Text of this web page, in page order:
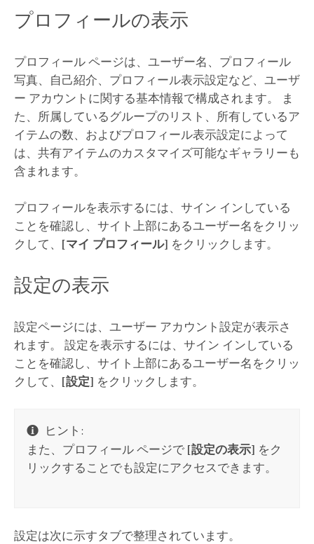
プロフィールの表示
プロフィール ページは、ユーザー名、プロフィール
写真、自己紹介、プロフィール表示設定など、ユーザ
ー アカウントに関する基本情報で構成されます。 ま
た、所属しているグループのリスト、所有しているア
イテムの数、およびプロフィール表示設定によって
は、共有アイテムのカスタマイズ可能なギャラリーも
含まれます。
プロフィールを表示するには、サイン インしている
ことを確認し、サイト上部にあるユーザー名をクリッ
クして、 [マイ プロフィール] をクリックします。
設定の表示
設定ページには、ユーザー アカウント設定が表示さ
れます。 設定を表示するには、サイン インしている
ことを確認し、サイト上部にあるユーザー名をクリッ
クして、 [設定] をクリックします。
ヒント:
また、プロフィール ページで [設定の表示] をク
リックすることでも設定にアクセスできます。
設定は次に示すタブで整理されています。